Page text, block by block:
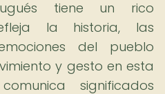
tiene un rico
la historia, las
del pueblo
y gesto en esta
significados